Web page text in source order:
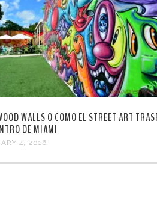
WALLS O COMO EL STREET ART
DE MIAMI
4, 2016